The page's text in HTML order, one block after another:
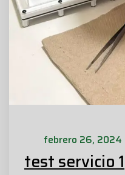
febrero 26, 2024
test servicio 1